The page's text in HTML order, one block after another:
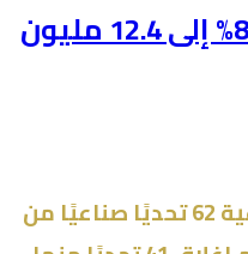
أرباح “بلدي” ترتفع 85.5% إلى 12.4 مليون
رصدت #اللجنةالوطنيةالصناعية 62 تحديًا صناعيًا من